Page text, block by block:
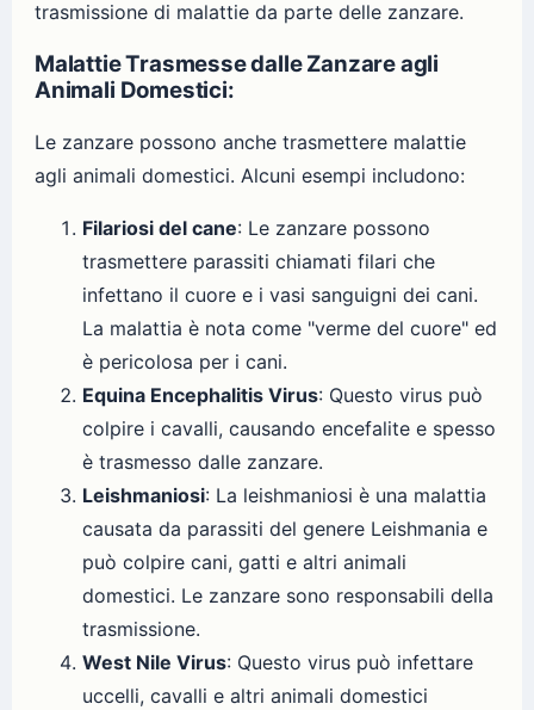
trasmissione di malattie da parte delle zanzare.
Malattie Trasmesse dalle Zanzare agli
Animali Domestici:
Le zanzare possono anche trasmettere malattie
agli animali domestici. Alcuni esempi includono:
Filariosi del cane: Le zanzare possono
trasmettere parassiti chiamati filari che
infettano il cuore e i vasi sanguigni dei cani.
La malattia è nota come "verme del cuore" ed
è pericolosa per i cani.
Equina Encephalitis Virus: Questo virus può
colpire i cavalli, causando encefalite e spesso
è trasmesso dalle zanzare.
Leishmaniosi: La leishmaniosi è una malattia
causata da parassiti del genere Leishmania e
può colpire cani, gatti e altri animali
domestici. Le zanzare sono responsabili della
trasmissione.
West Nile Virus: Questo virus può infettare
uccelli, cavalli e altri animali domestici